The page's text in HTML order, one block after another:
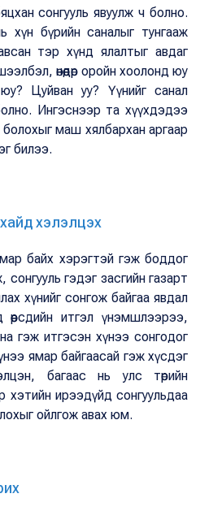
сонгууль явуулж ч болно.
хүн бүрийн саналыг тунгааж
тэр хүнд ялалтыг авдаг
өнөөдөр оройн хоолонд юу
Цуйван уу? Үүнийг санал
Ингэснээр та хүүхдэдээ
болохыг маш хялбархан аргаар
билээ.
хэлэлцэх
байх хэрэгтэй гэж боддог
сонгууль гэдэг засгийн газарт
хүнийг сонгож байгаа явдал
итгэл үнэмшлээрээ,
гэж итгэсэн хүнээ сонгодог
ямар байгаасай гэж хүсдэг
багаас нь улс төрийн
хэтийн ирээдүйд сонгуульдаа
ойлгож авах юм.